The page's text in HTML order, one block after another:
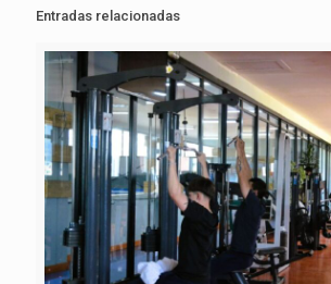
Entradas relacionadas